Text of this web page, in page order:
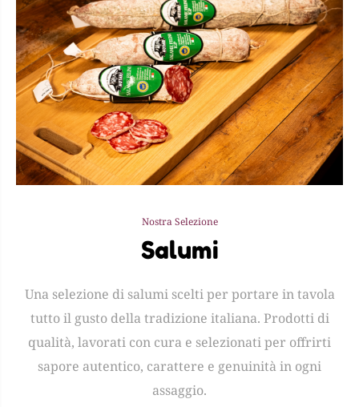
Nostra Selezione
Salumi
Una selezione di salumi scelti per portare in tavola
tutto il gusto della tradizione italiana. Prodotti di
qualità, lavorati con cura e selezionati per offrirti
sapore autentico, carattere e genuinità in ogni
assaggio.